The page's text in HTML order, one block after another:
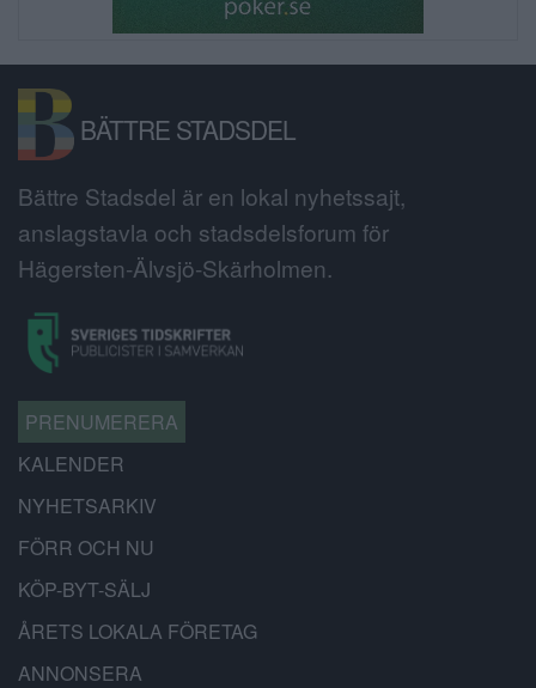
BÄTTRE STADSDEL
Bättre Stadsdel är en lokal nyhetssajt,
anslagstavla och stadsdelsforum för
Hägersten-Älvsjö-Skärholmen.
PRENUMERERA
KALENDER
NYHETSARKIV
FÖRR OCH NU
KÖP-BYT-SÄLJ
ÅRETS LOKALA FÖRETAG
ANNONSERA